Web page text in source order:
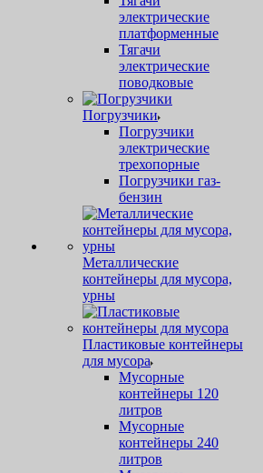
электрические
платформенные
Тягачи
электрические
поводковые
Погрузчики
Погрузчики
электрические
трехопорные
Погрузчики газ-
бензин
Металлические
контейнеры для мусора,
урны
Пластиковые контейнеры
для мусора
Мусорные
контейнеры 120
литров
Мусорные
контейнеры 240
литров